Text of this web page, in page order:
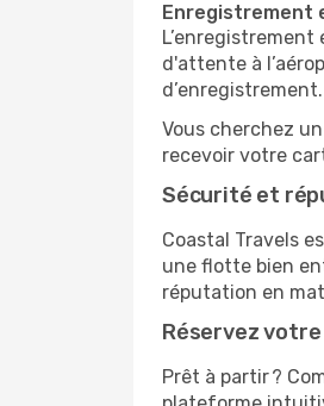
Enregistrement
d'attente à
d’enregistrement.
Vous cherchez
recevoir votre
Sécurité et
Coastal Travels
une flotte bien
réputation en
Réservez
Prêt à partir ?